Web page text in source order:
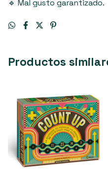
🔹 Mal gusto garantizado.
Productos